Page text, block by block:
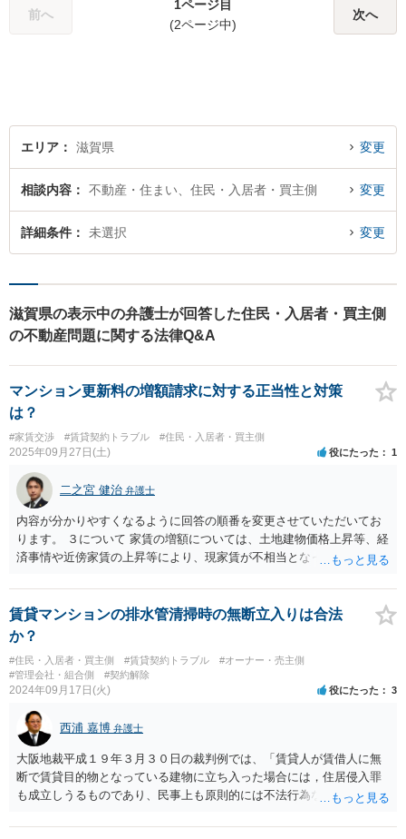
ます。お気軽にご相談くださ
い【隣接駐車場あり】
前へ
1ページ目
(2ページ中)
次へ
エリア 滋賀県 変更
相談内容 不動産・住まい、住民・入居者・買主側 変更
詳細条件 未選択 変更
滋賀県の表示中の弁護士が回答した住民・入居者・買主側
の不動産問題に関する法律Q&A
マンション更新料の増額請求に対する正当性と対策
は？
#家賃交渉 #賃貸契約トラブル #住民・入居者・買主側
2025年09月27日(土) 役にたった 1
二之宮 健治 弁護士
内容が分かりやすくなるように回答の順番を変更させていただいてお
ります。 ３について 家賃の増額については、土地建物価格上昇等、経
済事情や近傍家賃の上昇等により、現家賃が不相当となった場合、特
項）。 ただ、増額された金額は、経済事情の変動等、諸般の事情から
妥当な金額である必要があります。このため、請求された額が妥当で
ないと判断されるなら争うことは可能と思います（成否は別とし
当とする裁判が確定するまでの間は、相当と認める額を支払えば足り
るとされています（借地借家法３２条２項）。 特約等の存在がなけれ
低いと思われます。 ４について ただし、後に家賃の増額が正当と判断
された場合、正当額と支払額との差額については、請求された日から
年１割の割合による利息を支払う必要が生じます（借地借家法３２条
２項但書）。支払って争うかは増額の妥当性や利息を支払うリスク等
を考慮し検討されるのがよいかと思います。
賃貸マンションの排水管清掃時の無断立入りは合法
か？
#住民・入居者・買主側 #賃貸契約トラブル
#オーナー・売主側
#管理会社・組合側
#契約解除
2024年09月17日(火) 役にたった 3
西浦 嘉博 弁護士
大阪地裁平成１９年３月３０日の裁判例では、「賃貸人が賃借人に無
断で賃貸目的物となっている建物に立ち入った場合には，住居侵入罪
も成立しうるものであり、民事上も原則的には不法行為ないし債務不
貸人が賃借人の同意なく賃貸物件に立ち入ると違法と評価される可能